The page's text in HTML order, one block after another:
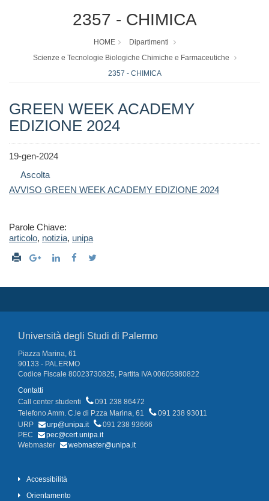
2357 - CHIMICA
HOME
Dipartimenti
Scienze e Tecnologie Biologiche Chimiche e Farmaceutiche
2357 - CHIMICA
GREEN WEEK ACADEMY
EDIZIONE 2024
19-gen-2024
Ascolta
AVVISO GREEN WEEK ACADEMY EDIZIONE 2024
Parole Chiave:
articolo, notizia, unipa
Università degli Studi di Palermo
Piazza Marina, 61
90133 - PALERMO
Codice Fiscale 80023730825, Partita IVA 00605880822
Contatti
Call center studenti
091 238 86472
Telefono Amm. C.le di P.zza Marina, 61
091 238 93011
URP
urp@unipa.it
091 238 93666
PEC
pec@cert.unipa.it
Webmaster
webmaster@unipa.it
Accessibilità
Orientamento